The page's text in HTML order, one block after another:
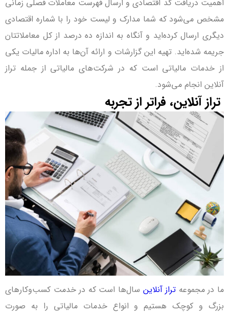
اهمیت دریافت کد اقتصادی و ارسال فهرست معاملات فصلی زمانی
مشخص می‌شود که شما مدارک و لیست خود را با شماره اقتصادی
دیگری ارسال کرده‌اید و آنگاه به اندازه ده درصد از کل معاملات­تان
جریمه شده‌اید. تهیه این گزارشات و ارائه آن‌ها به اداره مالیات یکی
از خدمات مالیاتی است که در شرکت‌های مالیاتی از جمله تراز
آنلاین انجام می‌شود.
تراز آنلاین، فراتر از تجربه
ما در مجموعه تراز آنلاین سال‌ها است که در خدمت کسب‌وکارهای
بزرگ و کوچک هستیم و انواع خدمات مالیاتی را به صورت